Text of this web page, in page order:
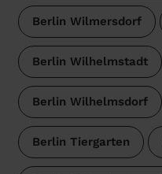
Berlin Wilmersdorf
Berlin Wilhelmstadt
Berlin Wilhelmsdorf
Berlin Tiergarten